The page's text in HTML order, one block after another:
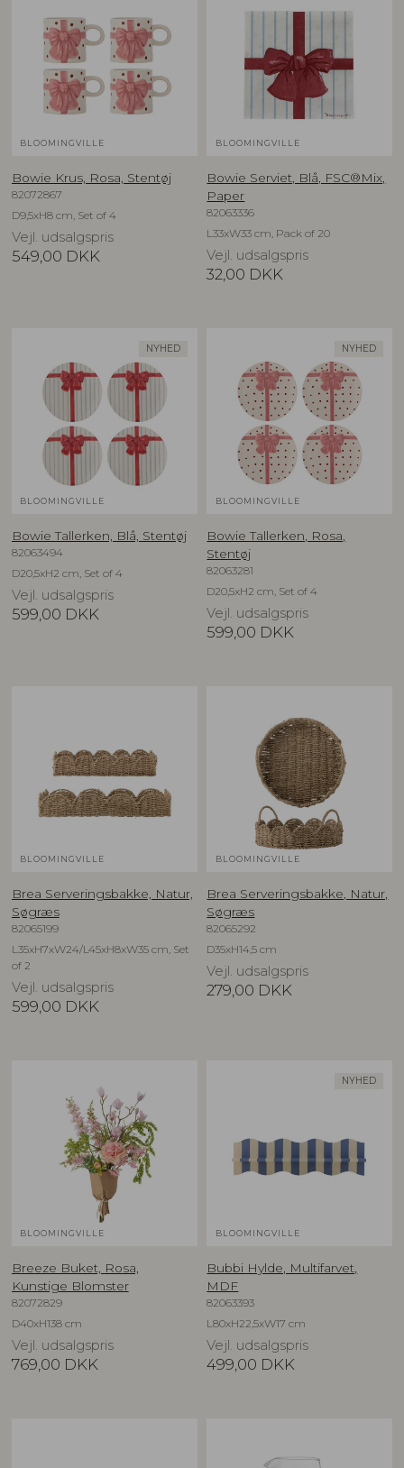
BLOOMINGVILLE
Bowie Krus, Rosa, Stentøj
82072867
D9,5xH8 cm, Set of 4
Vejl. udsalgspris
549,00 DKK
BLOOMINGVILLE
Bowie Serviet, Blå, FSC®Mix,
Paper
82063336
L33xW33 cm, Pack of 20
Vejl. udsalgspris
32,00 DKK
NYHED
BLOOMINGVILLE
Bowie Tallerken, Blå, Stentøj
82063494
D20,5xH2 cm, Set of 4
Vejl. udsalgspris
599,00 DKK
NYHED
BLOOMINGVILLE
Bowie Tallerken, Rosa,
Stentøj
82063281
D20,5xH2 cm, Set of 4
Vejl. udsalgspris
599,00 DKK
BLOOMINGVILLE
Brea Serveringsbakke, Natur,
Søgræs
82065199
L35xH7xW24/L45xH8xW35 cm, Set
of 2
Vejl. udsalgspris
599,00 DKK
BLOOMINGVILLE
Brea Serveringsbakke, Natur,
Søgræs
82065292
D35xH14,5 cm
Vejl. udsalgspris
279,00 DKK
BLOOMINGVILLE
Breeze Buket, Rosa,
Kunstige Blomster
82072829
D40xH138 cm
Vejl. udsalgspris
769,00 DKK
NYHED
BLOOMINGVILLE
Bubbi Hylde, Multifarvet,
MDF
82063393
L80xH22,5xW17 cm
Vejl. udsalgspris
499,00 DKK